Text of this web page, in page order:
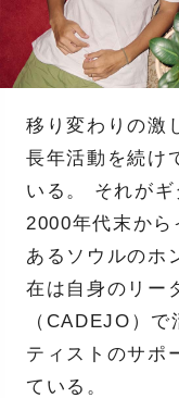
移り変わりの激
長年活動を続け
いる。 それがギ
2000年代末から
あるソウルのホ
在は自身のリー
（CADEJO）
ティストのサポ
ている。